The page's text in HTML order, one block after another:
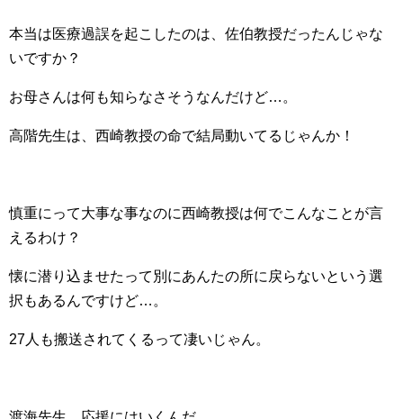
本当は医療過誤を起こしたのは、佐伯教授だったんじゃな
いですか？
お母さんは何も知らなさそうなんだけど…。
高階先生は、西崎教授の命で結局動いてるじゃんか！
慎重にって大事な事なのに西崎教授は何でこんなことが言
えるわけ？
懐に潜り込ませたって別にあんたの所に戻らないという選
択もあるんですけど…。
27人も搬送されてくるって凄いじゃん。